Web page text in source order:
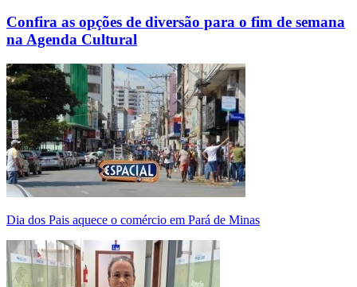
Confira as opções de diversão para o fim de semana
na Agenda Cultural
Dia dos Pais aquece o comércio em Pará de Minas